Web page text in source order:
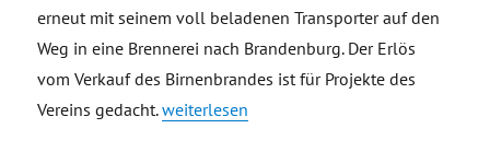
erneut mit seinem voll beladenen Transporter auf den
Weg in eine Brennerei nach Brandenburg. Der Erlös
vom Verkauf des Birnenbrandes ist für Projekte des
Vereins gedacht.„Landschaftspflege wieder ganz praktisch
weiterlesen